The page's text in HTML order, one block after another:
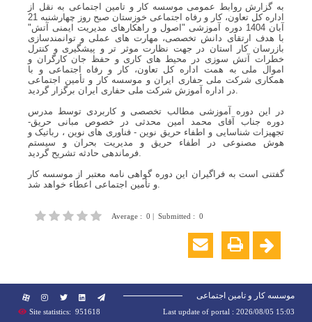
به گزارش روابط عمومی موسسه کار و تامین اجتماعی به نقل از
اداره کل تعاون، کار و رفاه اجتماعی خوزستان صبح روز چهارشنبه 21
آبان 1404 دوره آموزشی "اصول و راهکارهای مدیریت ایمنی آتش"
با هدف ارتقای دانش تخصصی، مهارت های عملی و توانمندسازی
بازرسان کار استان در جهت نظارت موثر تر و پیشگیری و کنترل
خطرات آتش سوزی در محیط های کاری و حفظ جان کارگران و
اموال ملی به همت اداره کل تعاون، کار و رفاه اجتماعی و با
همکاری شرکت ملی حفاری ایران و موسسه کار و تأمین اجتماعی
در این دوره آموزشی مطالب تخصصی و کاربردی توسط مدرس
دوره جناب آقای محمد امین محدثی در خصوص مبانی حریق-
تجهیزات شناسایی و اطفاء حریق نوین - فناوری های نوین ، رباتیک و
هوش مصنوعی در اطفاء حریق و مدیریت بحران و سیستم
گفتنی است به فراگیران این دوره گواهی نامه معتبر از موسسه کار
Average : 0 | Submitted : 0
موسسه کار و تامین اجتماعی
Last update of portal : 2026/08/05 15:03
Site statistics: 951618